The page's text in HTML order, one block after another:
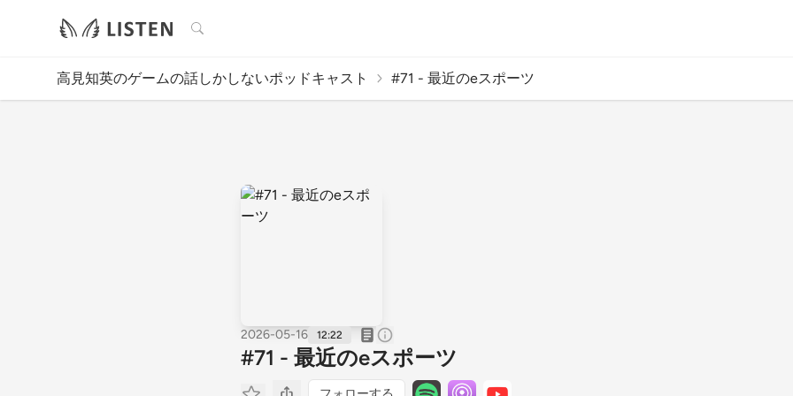
検索
高見知英のゲームの話しかしないポッドキャスト #71 - 最近のeスポーツ
2026-05-16 12:22
#71 - 最近のeスポーツ